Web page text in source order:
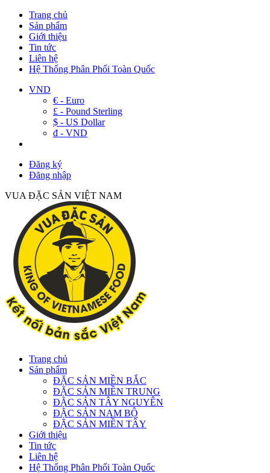
Trang chủ
Sản phẩm
Giới thiệu
Tin tức
Liên hệ
Hệ Thống Phân Phối Toàn Quốc
VND
€ - Euro
£ - Pound Sterling
$ - US Dollar
đ - VND
Đăng ký
Đăng nhập
VUA ĐẶC SẢN VIỆT NAM
Trang chủ
Sản phẩm
ĐẶC SẢN MIỀN BẮC
ĐẶC SẢN MIỀN TRUNG
ĐẶC SẢN TÂY NGUYÊN
ĐẶC SẢN NAM BỘ
ĐẶC SẢN MIỀN TÂY
Giới thiệu
Tin tức
Liên hệ
Hệ Thống Phân Phối Toàn Quốc